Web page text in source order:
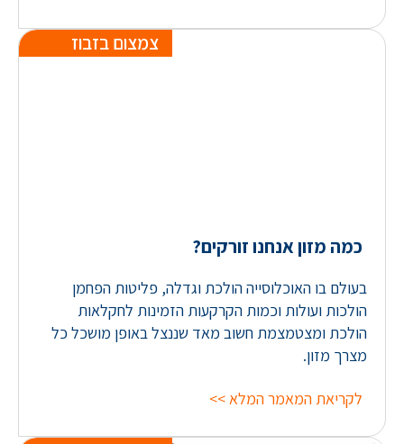
כמה מזון אנחנו זורקים?
צמצום בזבוז
בעולם בו האוכלוסייה הולכת וגדלה, פליטות הפחמן
הולכות ועולות וכמות הקרקעות הזמינות לחקלאות
הולכת ומצטמצמת חשוב מאד שננצל באופן מושכל כל
מצרך מזון.
לקריאת המאמר המלא >>